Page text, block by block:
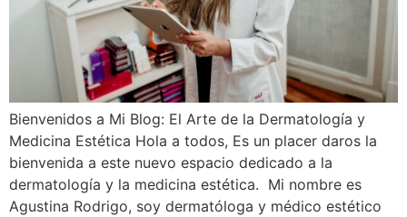
Bienvenidos a Mi Blog: El Arte de la Dermatología y
Medicina Estética Hola a todos, Es un placer daros la
bienvenida a este nuevo espacio dedicado a la
dermatología y la medicina estética. Mi nombre es
Agustina Rodrigo, soy dermatóloga y médico estético